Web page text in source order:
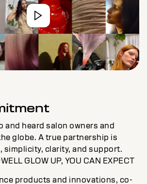
and heard salon owners and
globe. A true partnership is
simplicity, clarity, and support.
GLOW UP, YOU CAN EXPECT
products and innovations, co-